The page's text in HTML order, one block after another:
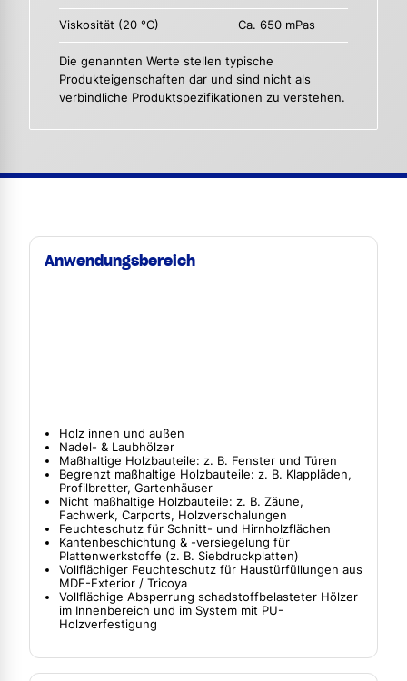
Viskosität (20 °C) Ca. 650 mPas
Die genannten Werte stellen typische
Produkteigenschaften dar und sind nicht als
verbindliche Produktspezifikationen zu verstehen.
Anwendungsbereich
Holz innen und außen
Nadel- & Laubhölzer
Maßhaltige Holzbauteile: z. B. Fenster und Türen
Begrenzt maßhaltige Holzbauteile: z. B. Klappläden,
Profilbretter, Gartenhäuser
Nicht maßhaltige Holzbauteile: z. B. Zäune,
Fachwerk, Carports, Holzverschalungen
Feuchteschutz für Schnitt- und Hirnholzflächen
Kantenbeschichtung & -versiegelung für
Plattenwerkstoffe (z. B. Siebdruckplatten)
Vollflächiger Feuchteschutz für Haustürfüllungen aus
MDF-Exterior / Tricoya
Vollflächige Absperrung schadstoffbelasteter Hölzer
im Innenbereich und im System mit PU-
Holzverfestigung